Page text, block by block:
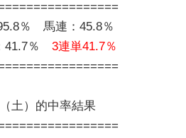
％ 馬連：45.8％
41.7％3連単41.7％
土）的中率結果